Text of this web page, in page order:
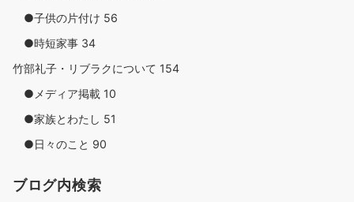
●子供の片付け 56
●時短家事 34
竹部礼子・リブラクについて 154
●メディア掲載 10
●家族とわたし 51
●日々のこと 90
ブログ内検索